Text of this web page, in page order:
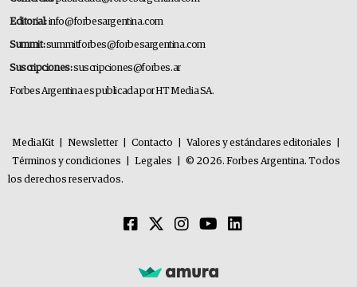
Editorial:info@forbesargentina.com
Summit:summitforbes@forbesargentina.com
Suscripciones:suscripciones@forbes.ar
Forbes Argentina es publicada por HT Media SA.
MediaKit Newsletter Contacto Valores y estándares editoriales
Términos y condiciones
Legales
© 2026. Forbes Argentina. Todos
los derechos reservados.